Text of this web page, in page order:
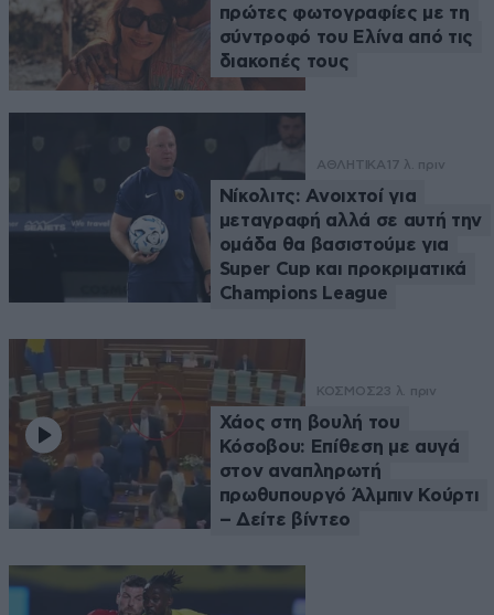
πρώτες φωτογραφίες με τη
σύντροφό του Ελίνα από τις
διακοπές τους
ΑΘΛΗΤΙΚΑ 17 λ. πριν
Νίκολιτς: Ανοιχτοί για
μεταγραφή αλλά σε αυτή την
ομάδα θα βασιστούμε για
Super Cup και προκριματικά
Champions League
ΚΟΣΜΟΣ23 λ. πριν
Χάος στη βουλή του
Κόσοβου: Επίθεση με αυγά
στον αναπληρωτή
πρωθυπουργό Άλμπιν Κούρτι
– Δείτε βίντεο